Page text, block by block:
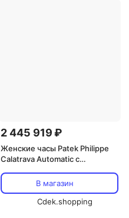
2 445 919 ₽
Женские часы Patek Philippe
Calatrava Automatic с
циферблатом 4997-200R-001,
золотой
В магазин
Cdek.shopping